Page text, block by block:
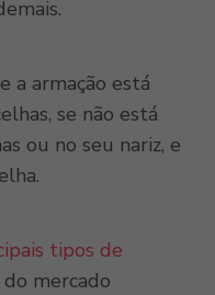
a armação está
se não está
ou no seu nariz, e
tipos de
do mercado